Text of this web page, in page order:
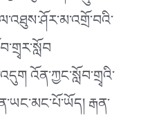
འོན་ཀྱང་སློབ་གྲྭའི་
རྒན་